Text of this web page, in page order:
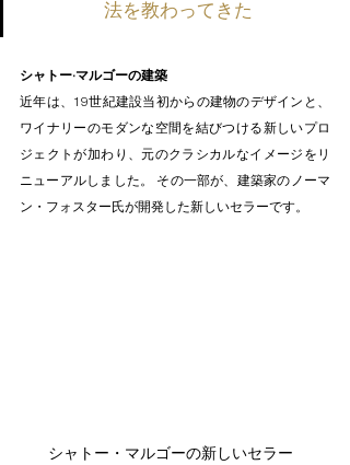
法を教わってきた
シャトー·マルゴーの建築
近年は、19世紀建設当初からの建物のデザインと、
ワイナリーのモダンな空間を結びつける新しいプロ
ジェクトが加わり、元のクラシカルなイメージをリ
ニューアルしました。 その一部が、建築家のノーマ
ン・フォスター氏が開発した新しいセラーです。
シャトー・マルゴーの新しいセラー